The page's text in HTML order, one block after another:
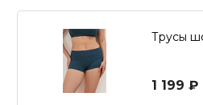
Трусы
1 199 ₽